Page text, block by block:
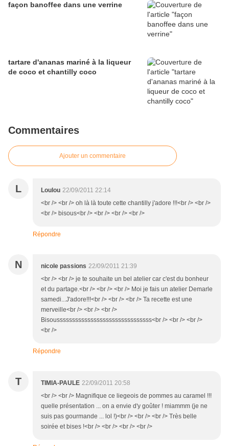
façon banoffee dans une verrine
tartare d'ananas mariné à la liqueur
de coco et chantilly coco
Commentaires
Ajouter un commentaire
L Loulou 22/09/2011 22:14
<br /> <br /> oh là là toute cette chantilly j'adore !!!<br /> <br />
<br /> bisous<br /> <br /> <br /> <br />
Répondre
N nicole passions 22/09/2011 21:39
<br /> <br /> je te souhaite un bel atelier car c'est du bonheur
et du partage.<br /> <br /> <br /> Moi je fais un atelier Demarle
samedi...J'adore!!!<br /> <br /> <br /> Ta recette est une
merveille<br /> <br /> <br />
Bisousssssssssssssssssssssssssssssss<br /> <br /> <br />
<br />
Répondre
T TIMIA-PAULE 22/09/2011 20:58
<br /> <br /> Magnifique ce liegeois de pommes au caramel !!!
quelle présentation ... on a envie d'y goûter ! miammm (je ne
suis pas gourmande ... lol !)<br /> <br /> <br /> Très belle
soirée et bises !<br /> <br /> <br /> <br />